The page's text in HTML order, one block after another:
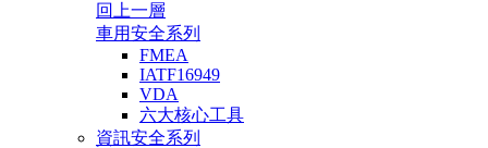
回上一層
車用安全系列
FMEA
IATF16949
VDA
六大核心工具
資訊安全系列